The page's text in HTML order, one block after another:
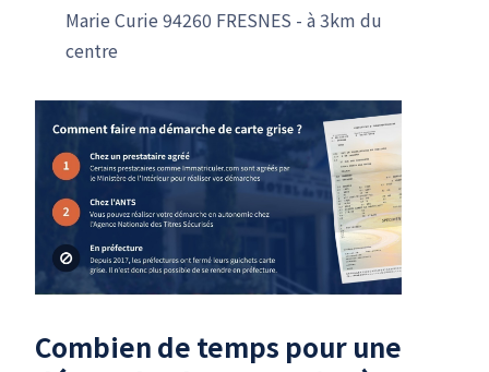
Marie Curie 94260 FRESNES - à 3km du
centre
Combien de temps pour une